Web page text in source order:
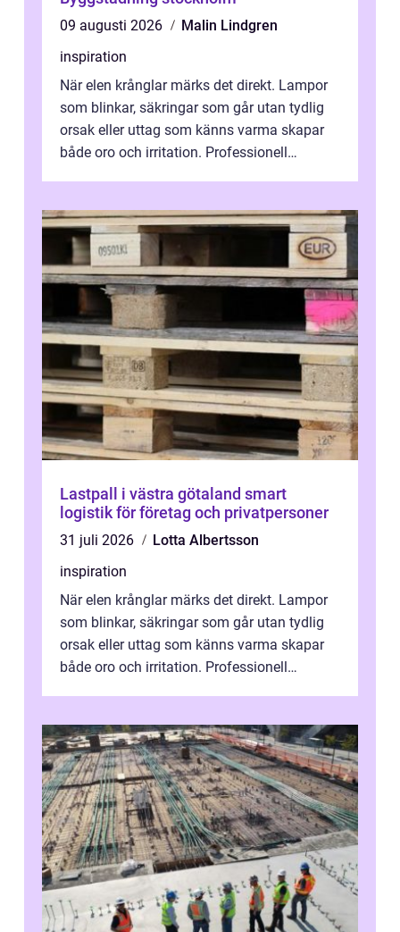
09 augusti 2026
Malin Lindgren
inspiration
När elen krånglar märks det direkt. Lampor
som blinkar, säkringar som går utan tydlig
orsak eller uttag som känns varma skapar
både oro och irritation. Professionell
Lastpall i västra götaland smart
logistik för företag och privatpersoner
31 juli 2026
Lotta Albertsson
inspiration
När elen krånglar märks det direkt. Lampor
som blinkar, säkringar som går utan tydlig
orsak eller uttag som känns varma skapar
både oro och irritation. Professionell